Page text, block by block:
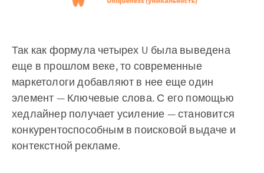
Так как формула четырех U была выведена
еще в прошлом веке, то современные
маркетологи добавляют в нее еще один
элемент — Ключевые слова. С его помощью
хедлайнер получает усиление — становится
конкурентоспособным в поисковой выдаче и
контекстной рекламе.